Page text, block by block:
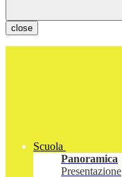
close
Scuola
Panoramica
Presentazione